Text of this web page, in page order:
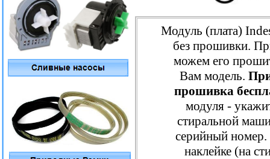
Модуль (плата)
без прошивки.
можем его
Вам модель.
прошивка
модуля -
стиральной
серийный номер.
наклейке (на